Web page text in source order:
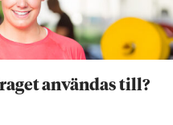
användas till?